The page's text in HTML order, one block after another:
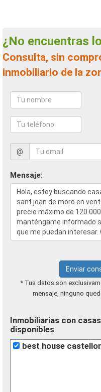
¿No encuentras
Consulta, sin compromiso, a un agente
inmobiliario de la
@
Mensaje:
Enviar
* Tus datos son
mensaje, ninguno
Inmobiliarias con
disponibles
best house